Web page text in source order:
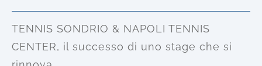
TENNIS SONDRIO & NAPOLI TENNIS
CENTER, il successo di uno stage che si